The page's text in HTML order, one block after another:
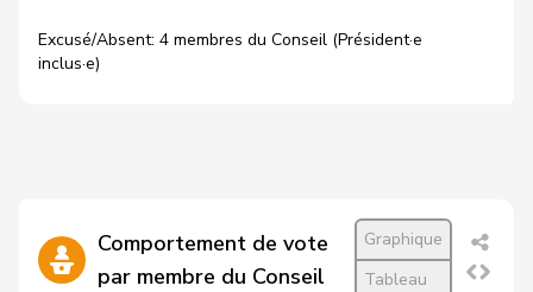
Excusé/Absent: 4 membres du Conseil (Président·e
inclus·e)
Comportement de vote
par membre du Conseil
Graphique
Tableau